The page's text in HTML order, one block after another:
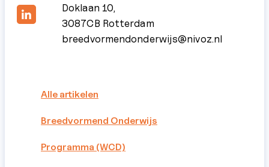
Doklaan 10,
3087CB Rotterdam
breedvormendonderwijs@nivoz.nl
Alle artikelen
Breedvormend Onderwijs
Programma (WCD)